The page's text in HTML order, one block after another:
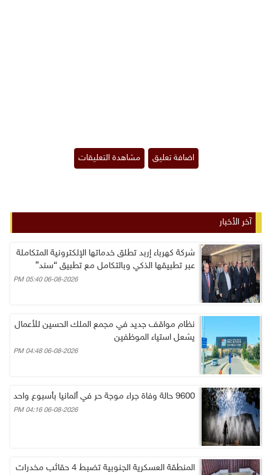
آخر الأخبار
شركة كهرباء إربد تطلق خدماتها الإلكترونية المتكاملة
عبر تطبيقها الذكي وبالتكامل مع تطبيق “سند”
06-08-2026 05:40 PM
نظام مواقف جديد في مجمع الملك الحسين للأعمال
يشعل استياء الموظفين
06-08-2026 04:48 PM
9600 حالة وفاة جراء موجة حر في ألمانيا بأسبوع واحد
06-08-2026 04:16 PM
المنطقة العسكرية الجنوبية تضبط 4 حقائب مخدرات